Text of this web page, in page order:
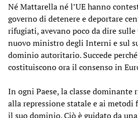
Né Mattarella né l’UE hanno
governo di detenere e deportare
rifugiati, avevano poco da dire
nuovo ministro degli Interni e sul
dominio autoritario. Succede
costituiscono ora il consenso in
In ogni Paese, la classe dominante
alla repressione statale e ai metodi
il suo dominio. Ciò è guidato da